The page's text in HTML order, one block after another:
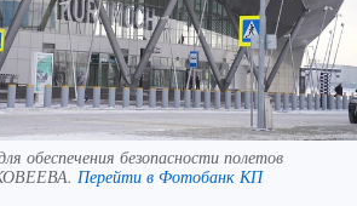
обеспечения безопасности полетов
Перейти в Фотобанк КП